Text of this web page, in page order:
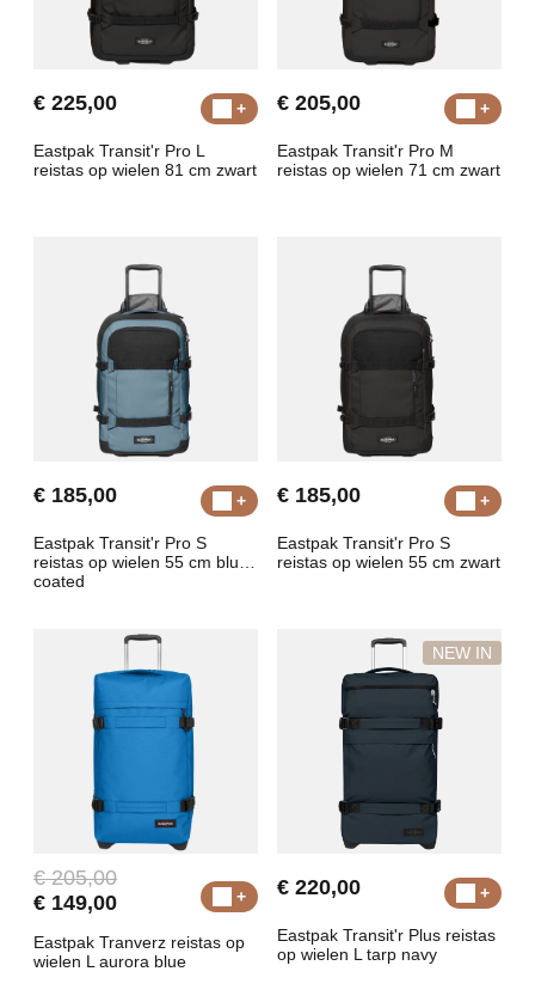
€ 225,00
Eastpak Transit'r Pro L
reistas op wielen 81 cm zwart
€ 205,00
Eastpak Transit'r Pro M
reistas op wielen 71 cm zwart
€ 185,00
Eastpak Transit'r Pro S
reistas op wielen 55 cm blue
coated
€ 185,00
Eastpak Transit'r Pro S
reistas op wielen 55 cm zwart
€ 205,00
€ 149,00
Eastpak Tranverz reistas op
wielen L aurora blue
NEW IN
€ 220,00
Eastpak Transit'r Plus reistas
op wielen L tarp navy